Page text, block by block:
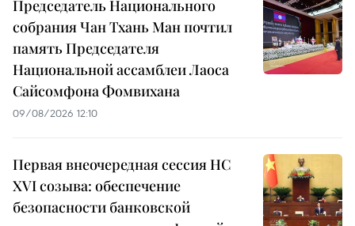
Председатель Национального
собрания Чан Тхань Ман почтил
память Председателя
Национальной ассамблеи Лаоса
Сайсомфона Фомвихана
09/08/2026 12:10
Первая внеочередная сессия НС
XVI созыва: обеспечение
безопасности банковской